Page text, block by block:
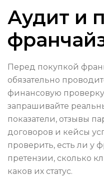
Аудит и
Перед покупкой
обязательно
финансовую
запрашивайте
показатели, отзывы
договоров и кейсы
проверить, есть ли у
претензии, сколько
каков их статус.